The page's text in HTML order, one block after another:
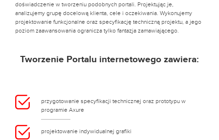
doświadczenie w tworzeniu podobnych portali. Projektując je,
analizujemy grupę docelową klienta, cele i oczekiwania. Wykonujemy
projektowanie funkcjonalne oraz specyfikację techniczną projektu, a jego
poziom zaawansowania ogranicza tylko fantazja zamawiającego.
Tworzenie Portalu internetowego zawiera:
przygotowanie specyfikacji technicznej oraz prototypu w
programie Axure
projektowanie indywidualnej grafiki